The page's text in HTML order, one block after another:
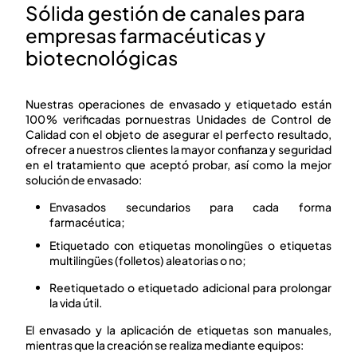
Sólida gestión de canales para
empresas farmacéuticas y
biotecnológicas
Nuestras operaciones de envasado y etiquetado están
100 % verificadas por nuestras Unidades de Control de
Calidad con el objeto de asegurar el perfecto resultado,
ofrecer a nuestros clientes la mayor confianza y seguridad
en el tratamiento que aceptó probar, así como la mejor
solución de envasado:
Envasados secundarios para cada forma
farmacéutica;
Etiquetado con etiquetas monolingües o etiquetas
multilingües (folletos) aleatorias o no;
Reetiquetado o etiquetado adicional para prolongar
la vida útil.
El envasado y la aplicación de etiquetas son manuales,
mientras que la creación se realiza mediante equipos: